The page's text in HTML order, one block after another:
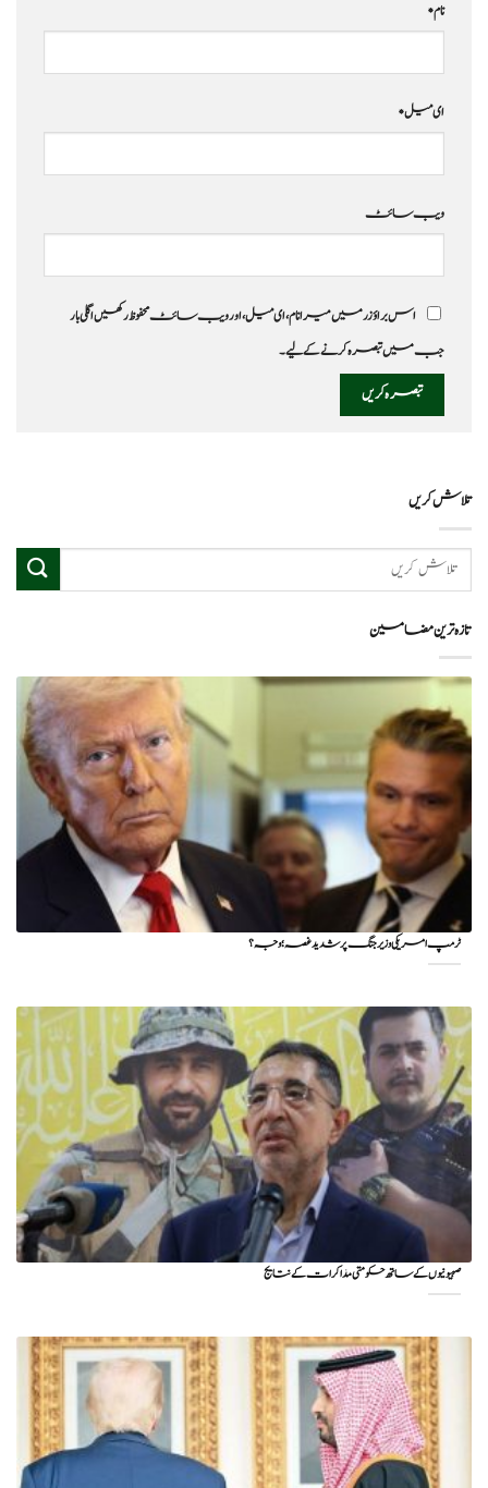
نام*
ای میل*
ویب‌ سائٹ
اس براؤزر میں میرا نام، ای میل، اور ویب سائٹ محفوظ رکھیں اگلی بار
جب میں تبصرہ کرنے کےلیے۔
تلاش کریں
تازہ ترین مضامین
ٹرمپ امریکی وزیر جنگ پر شدید غصہ؛ وجہ ؟
صہیونیوں کے ساتھ حکومتی مذاکرات کے نتایج